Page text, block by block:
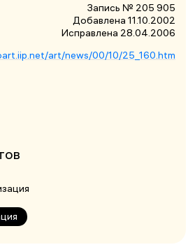
Запись № 205 905
Добавлена 11.10.2002
Исправлена 28.04.2006
art/news/00/10/25_160.htm